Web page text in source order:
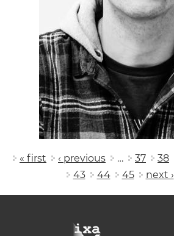
Pages
« first ‹ previous … 37 38
43
44 45 next ›